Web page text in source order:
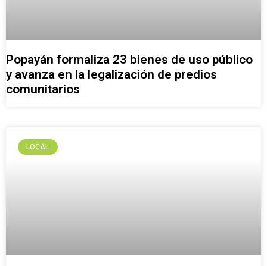
Popayán formaliza 23 bienes de uso público
y avanza en la legalización de predios
comunitarios
LOCAL